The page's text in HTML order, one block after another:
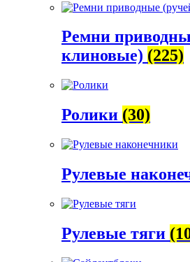
Ремни
клиновые) (225)
Ролики (30)
Рулевые
Рулевые тяги